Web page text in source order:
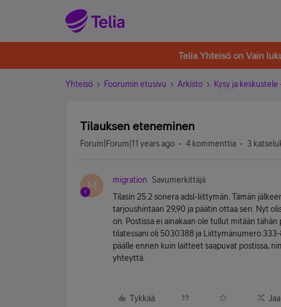
Telia Yhteisö on Vain
Yhteisö Foorumin etusivu Arkisto Kysy ja
Tilauksen eteneminen
Forum|Forum|11 years ago 4 kommenttia 3
M migration
Savumerkittäjä
Tilasin 25.2 sonera adsl-liittymän. Tämän
tarjoushintaan 29,90 ja päätin ottaa sen. Nyt
on. Postissa ei ainakaan ole tullut mitään
tilatessani oli 5030388 ja
päälle ennen kuin laitteet saapuvat postissa,
yhteyttä.
Tykkää Jaa